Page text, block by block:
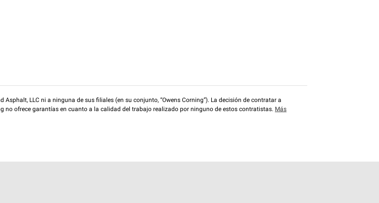
LLC ni a ninguna de sus filiales (en su conjunto, “Owens Corning”). La decisión de contratar a
ofrece garantías en cuanto a la calidad del trabajo realizado por ninguno de estos contratistas. Más